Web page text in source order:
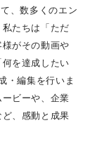
、数多くのエン
たちは「ただ
がその動画や
を達成したい
・編集を行いま
ビーや、企業
、感動と成果